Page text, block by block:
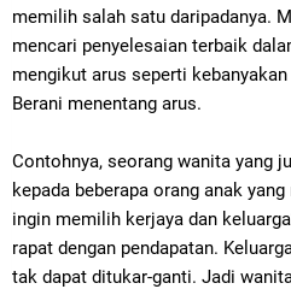
memilih salah satu daripadanya.
mencari penyelesaian terbaik
mengikut arus seperti
Berani menentang arus.
Contohnya, seorang wanita yang
kepada beberapa orang anak
ingin memilih kerjaya dan
rapat dengan pendapatan.
tak dapat ditukar-ganti. Jadi